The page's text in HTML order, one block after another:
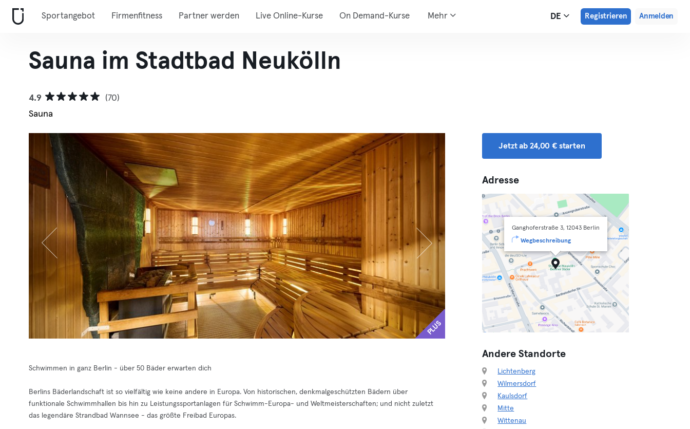
Sportangebot Firmenfitness Partner werden Live Online-Kurse On Demand-Kurse Mehr DE Registrieren Anmelden
Sauna im Stadtbad Neukölln
4.9
(70)
Sauna
PLUS
Schwimmen in ganz Berlin - über 50 Bäder erwarten dich
Berlins Bäderlandschaft ist so vielfältig wie keine andere in Europa. Von historischen, denkmalgeschützten Bädern über
funktionale Schwimmhallen bis hin zu Leistungssportanlagen für Schwimm-Europa- und Weltmeisterschaften; und nicht zuletzt
das legendäre Strandbad Wannsee - das größte Freibad Europas.
Jetzt ab 24,00 € starten
Adresse
Ganghoferstraße 3, 12043 Berlin
Wegbeschreibung
Andere Standorte
Lichtenberg
Wilmersdorf
Kaulsdorf
Mitte
Wittenau